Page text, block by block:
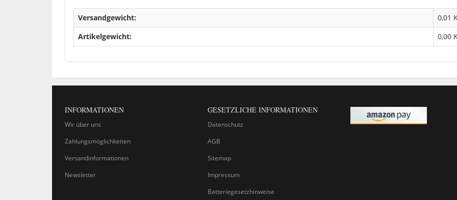
Versandgewicht:
0,01
Artikelgewicht:
0,00
INFORMATIONEN
Wir über uns
Zahlungsmöglichkeiten
Versandinformationen
Newsletter
GESETZLICHE INFORMATIONEN
Datenschutz
AGB
Sitemap
Impressum
Batteriegesetzhinweise